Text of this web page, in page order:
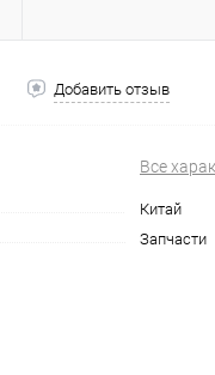
Добавить отзыв
Все
Китай
Запчасти